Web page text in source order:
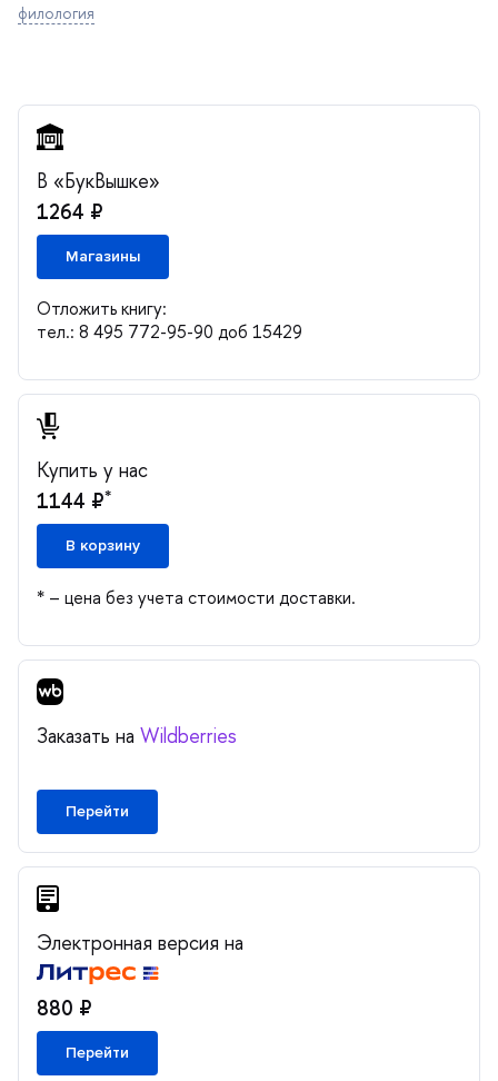
филология
«БукВышке»
1264 ₽
Магазины
Отложить книгу:
тел.: 8 495 772-95-90 доб 15429
Купить у нас
1144 ₽*
корзину
* – цена без учета стоимости доставки.
Заказать на Wildberries
Перейти
Электронная версия на
880 ₽
Перейти